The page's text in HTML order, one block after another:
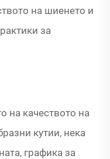
на шиенето и
за
на качеството на
кутии, нека
графика за